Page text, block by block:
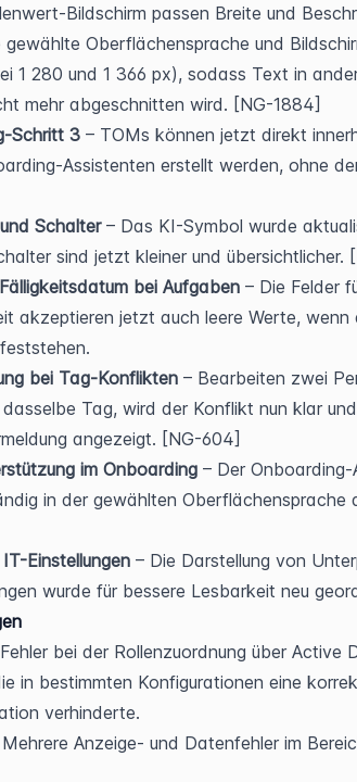
Bildschirm passen Breite und
Oberflächensprache und
1 280 und 1 366 px), sodass Text in
mehr abgeschnitten wird. [NG-1884]
Schritt 3 – TOMs können jetzt direkt
Assistenten erstellt werden, ohne
Schalter – Das KI-Symbol wurde
sind jetzt kleiner und übersichtlicher.
bei Aufgaben – Die Felder
akzeptieren jetzt auch leere Werte, wenn
bei Tag-Konflikten – Bearbeiten zwei
Tag, wird der Konflikt nun klar
angezeigt. [NG-604]
im Onboarding – Der
in der gewählten Oberflächensprache
Einstellungen – Die Darstellung von
wurde für bessere Lesbarkeit neu
Fehler bei der Rollenzuordnung über Active
in bestimmten Konfigurationen eine
verhinderte.
Mehrere Anzeige- und Datenfehler im